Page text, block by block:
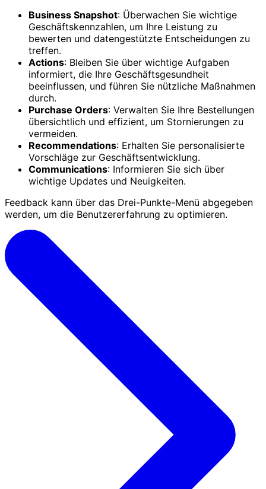
Business Snapshot: Überwachen Sie wichtige
Geschäftskennzahlen, um Ihre Leistung zu
bewerten und datengestützte Entscheidungen zu
treffen.
Actions: Bleiben Sie über wichtige Aufgaben
informiert, die Ihre Geschäftsgesundheit
beeinflussen, und führen Sie nützliche Maßnahmen
durch.
Purchase Orders: Verwalten Sie Ihre Bestellungen
übersichtlich und effizient, um Stornierungen zu
vermeiden.
Recommendations: Erhalten Sie personalisierte
Vorschläge zur Geschäftsentwicklung.
Communications: Informieren Sie sich über
wichtige Updates und Neuigkeiten.
Feedback kann über das Drei-Punkte-Menü abgegeben
werden, um die Benutzererfahrung zu optimieren.